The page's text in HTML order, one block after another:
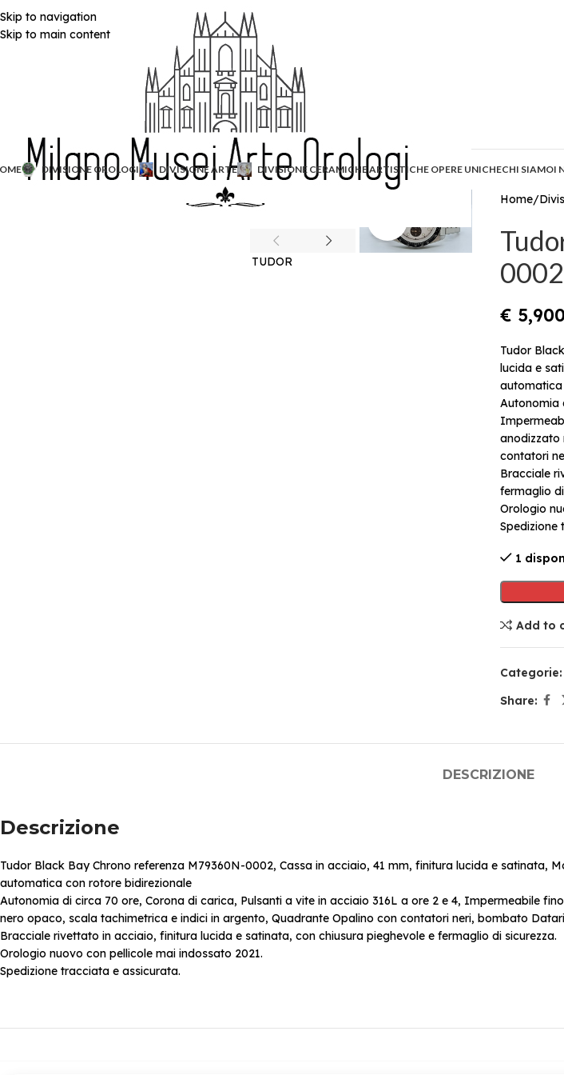
Skip to navigation
Skip to main content
DIVISIONE OROLOGI DIVISIONE ARTE DIVISIONE CERAMICHE ARTISTICHE OPERE UNICHECHI SIAMOI
TUDOR
Home
0002
€
Tudor
lucida e
automatica
Autonomia
anodizzato
contatori
Bracciale
fermaglio
Orologio
Spedizione
1
Add to
Categorie:
Share:
DESCRIZIONE
Descrizione
Tudor Black Bay Chrono referenza M79360N-0002, Cassa in acciaio, 41 mm, finitura lucida e satinata,
automatica con rotore bidirezionale
Autonomia di circa 70 ore, Corona di carica, Pulsanti a vite in acciaio 316L a ore 2 e 4, Impermeabile
nero opaco, scala tachimetrica e indici in argento, Quadrante Opalino con contatori neri, bombato
Bracciale rivettato in acciaio, finitura lucida e satinata, con chiusura pieghevole e fermaglio di sicurezza.
Orologio nuovo con pellicole mai indossato 2021.
Spedizione tracciata e assicurata.